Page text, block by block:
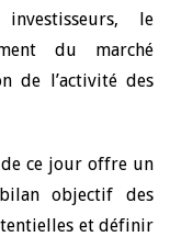
le
du marché
de l’activité des
ce jour offre un
objectif des
et définir